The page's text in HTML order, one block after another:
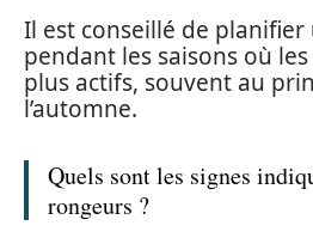
Il est conseillé de
pendant les saisons où
plus actifs, souvent au
l’automne.
Quels sont les signes
rongeurs ?